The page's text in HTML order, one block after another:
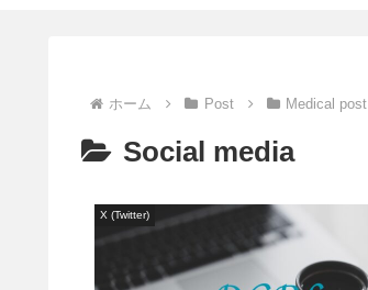
ホーム Post Medical post
Social media
X (Twitter)